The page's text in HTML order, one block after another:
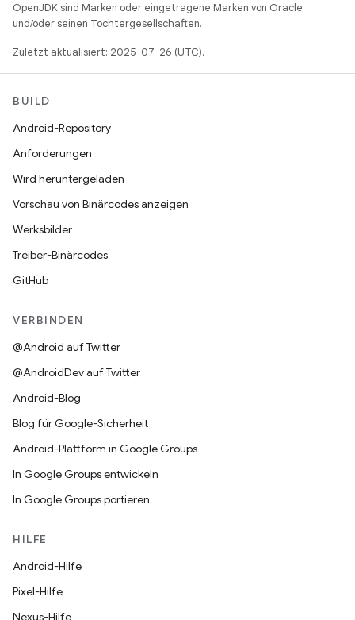
OpenJDK sind Marken oder eingetragene Marken von Oracle
und/oder seinen Tochtergesellschaften.
Zuletzt aktualisiert: 2025-07-26 (UTC).
BUILD
Android-Repository
Anforderungen
Wird heruntergeladen
Vorschau von Binärcodes anzeigen
Werksbilder
Treiber-Binärcodes
GitHub
VERBINDEN
@Android auf Twitter
@AndroidDev auf Twitter
Android-Blog
Blog für Google-Sicherheit
Android-Plattform in Google Groups
In Google Groups entwickeln
In Google Groups portieren
HILFE
Android-Hilfe
Pixel-Hilfe
Nexus-Hilfe